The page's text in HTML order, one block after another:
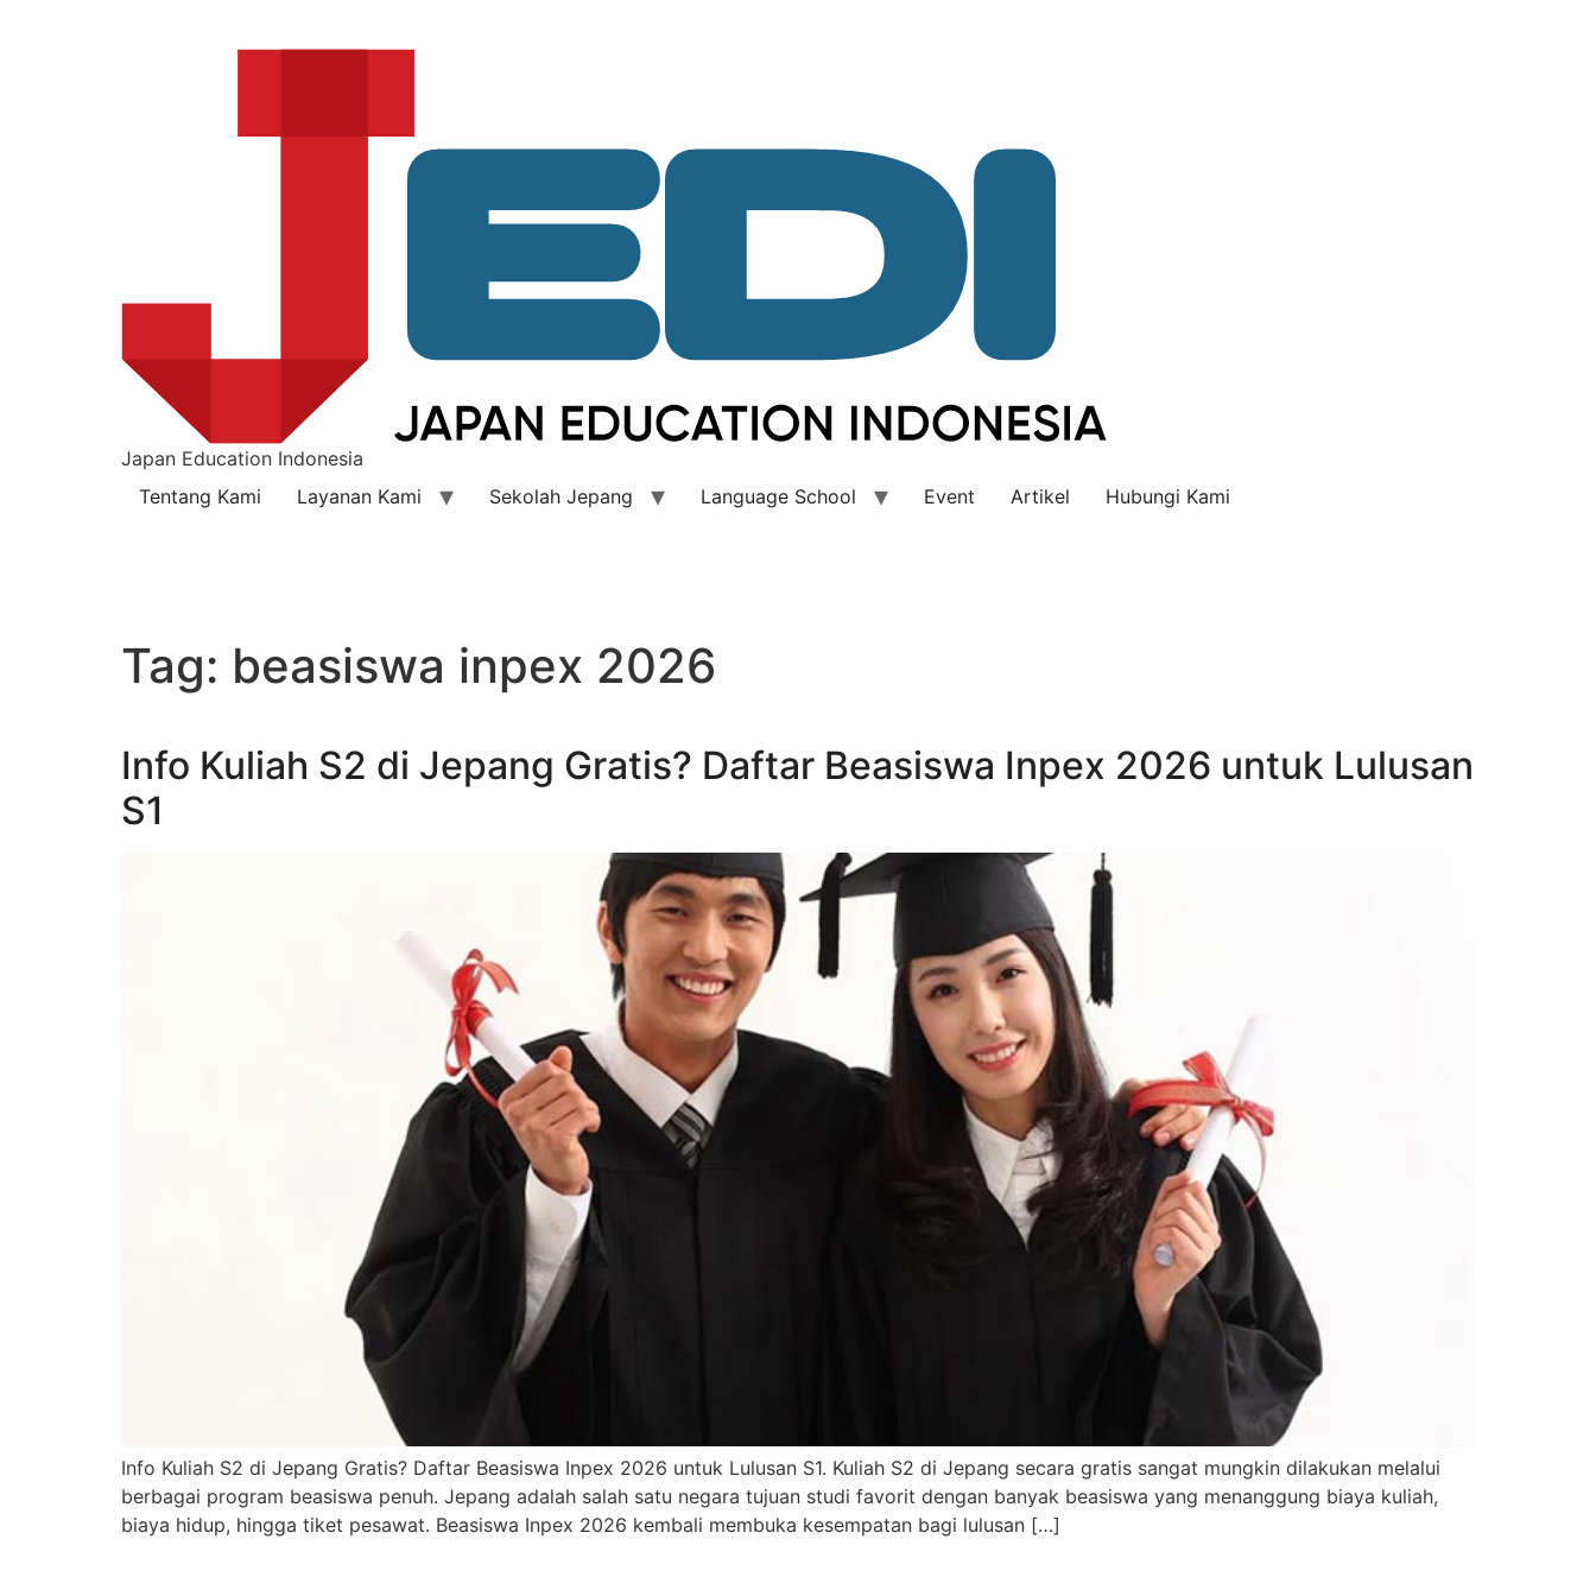
Japan Education Indonesia
Tentang Kami
Layanan Kami Sekolah Jepang Language School Event Artikel Hubungi Kami
Tag: beasiswa inpex 2026
Info Kuliah S2 di Jepang Gratis? Daftar Beasiswa Inpex 2026 untuk Lulusan
S1
Info Kuliah S2 di Jepang Gratis? Daftar Beasiswa Inpex 2026 untuk Lulusan S1. Kuliah S2 di Jepang secara gratis sangat mungkin dilakukan melalui
berbagai program beasiswa penuh. Jepang adalah salah satu negara tujuan studi favorit dengan banyak beasiswa yang menanggung biaya kuliah,
biaya hidup, hingga tiket pesawat. Beasiswa Inpex 2026 kembali membuka kesempatan bagi lulusan […]